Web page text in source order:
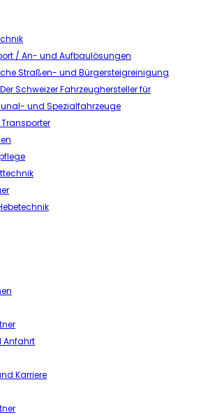
/ An- und Aufbaulösungen
Straßen- und Bürgersteigreinigung
Schweizer Fahrzeughersteller für
und Spezialfahrzeuge
Anfahrt
Karriere